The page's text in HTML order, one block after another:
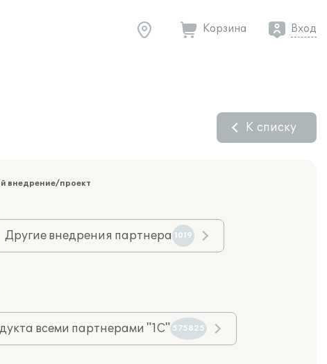
Корзина Вход
К списку
внедрение/проект
Другие внедрения партнера 1019
всеми партнерами "1С" 575825